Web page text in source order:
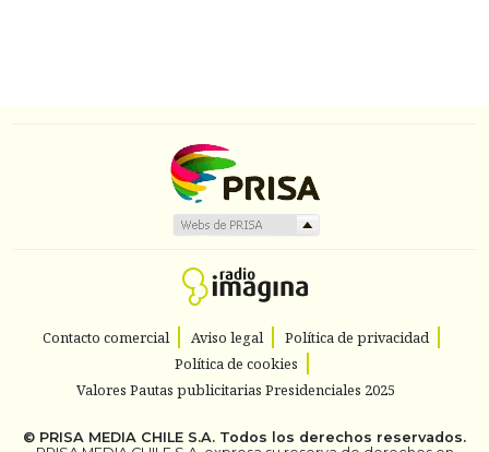
Contacto comercial Aviso legal
Política de privacidad
Política de cookies
Valores Pautas publicitarias Presidenciales 2025
© PRISA MEDIA CHILE S.A. Todos los derechos reservados.